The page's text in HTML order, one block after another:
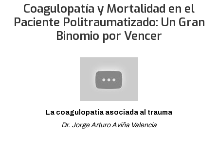
Coagulopatía y Mortalidad en el
Paciente Politraumatizado: Un Gran
Binomio por Vencer
La coagulopatía asociada al trauma
Dr. Jorge Arturo Aviña Valencia